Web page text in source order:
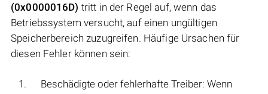
(0x0000016D) tritt in der Regel auf, wenn das
Betriebssystem versucht, auf einen ungültigen
Speicherbereich zuzugreifen. Häufige Ursachen für
diesen Fehler können sein:
Beschädigte oder fehlerhafte Treiber: Wenn